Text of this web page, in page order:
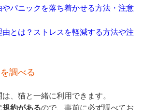
パニックを落ち着かせる方法・注意
とは？ストレスを軽減する方法や注
調べる
、猫と一緒に利用できます。
規約があるので、事前に必ず調べてお